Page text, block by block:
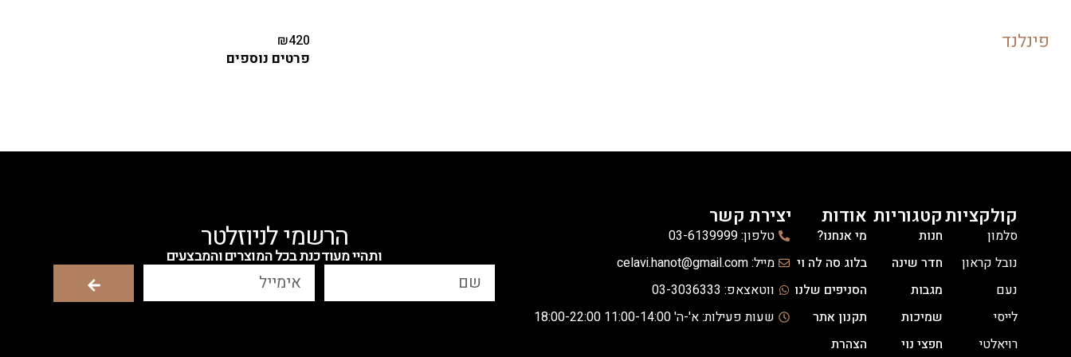
פינלנד ₪420
פרטים נוספים
הרשמי לניוזלטר
ותהיי מעודכנת בכל המוצרים והמבצעים
קולקציות
סלמון
נובל קראון
נעם
לייסי
רויאלטי
קטגוריות
חנות
חדר שינה
מגבות
שמיכות
חפצי נוי
אודות
מי אנחנו?
בלוג סה לה וי
הסניפים שלנו
תקנון אתר
הצהרת
יצירת קשר
טלפון: 03-6139999
מייל: celavi.hanot@gmail.com
ווטאצאפ: 03-3036333
שעות פעילות: א'-ה' 11:00-14:00 18:00-22:00